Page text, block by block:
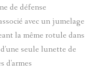
AD.
GRAVEES
REFUGES
de défense
avec un jumelage
la même rotule dans
seule lunette de
d'armes